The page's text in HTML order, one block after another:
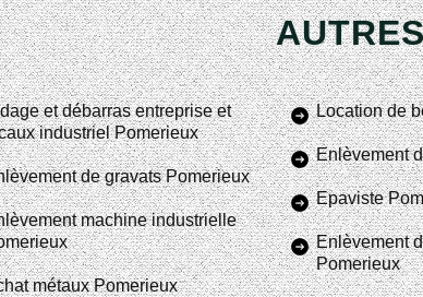
et débarras entreprise et
industriel Pomerieux
de gravats Pomerieux
machine industrielle
métaux Pomerieux
Location de
Enlèvement
Epaviste
Enlèvement
Pomerieux